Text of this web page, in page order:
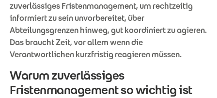
zuverlässiges Fristenmanagement, um rechtzeitig
informiert zu sein unvorbereitet, über
Abteilungsgrenzen hinweg, gut koordiniert zu agieren.
Das braucht Zeit, vor allem wenn die
Verantwortlichen kurzfristig reagieren müssen.
Warum zuverlässiges
Fristenmanagement so wichtig ist